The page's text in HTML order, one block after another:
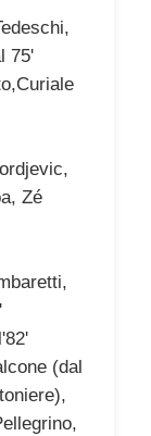
75'
Zé
(dal